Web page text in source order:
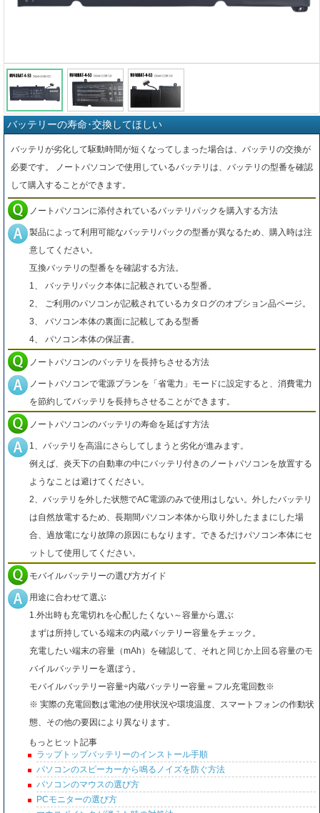
バッテリーの寿命･交換してほしい
バッテリが劣化して駆動時間が短くなってしまった場合は、バッテリの交換が
必要です。 ノートパソコンで使用しているバッテリは、バッテリの型番を確認
して購入することができます。
ノートパソコンに添付されているバッテリパックを購入する方法
製品によって利用可能なバッテリパックの型番が異なるため、購入時は注
意してください。
互換バッテリの型番をを確認する方法。
1、 バッテリパック本体に記載されている型番。
2、 ご利用のパソコンが記載されているカタログのオプション品ページ。
3、 パソコン本体の裏面に記載してある型番
4、 パソコン本体の保証書。
ノートパソコンのバッテリを長持ちさせる方法
ノートパソコンで電源プランを「省電力」モードに設定すると、消費電力
を節約してバッテリを長持ちさせることができます。
ノートパソコンのバッテリの寿命を延ばす方法
1、バッテリを高温にさらしてしまうと劣化が進みます。
例えば、炎天下の自動車の中にバッテリ付きのノートパソコンを放置する
ようなことは避けてください。
2、バッテリを外した状態でAC電源のみで使用はしない。外したバッテリ
は自然放電するため、長期間パソコン本体から取り外したままにした場
合、過放電になり故障の原因にもなります。できるだけパソコン本体にセ
ットして使用してください。
モバイルバッテリーの選び方ガイド
用途に合わせて選ぶ
1.外出時も充電切れを心配したくない～容量から選ぶ
まずは所持している端末の内蔵バッテリー容量をチェック。
充電したい端末の容量（mAh）を確認して、それと同じか上回る容量のモ
バイルバッテリーを選ぼう。
モバイルバッテリー容量÷内蔵バッテリー容量＝フル充電回数※
※ 実際の充電回数は電池の使用状況や環境温度、スマートフォンの作動状
態、その他の要因により異なります。
もっとヒット記事
ラップトップバッテリーのインストール手順
パソコンのスピーカーから鳴るノイズを防ぐ方法
パソコンのマウスの選び方
PCモニターの選び方